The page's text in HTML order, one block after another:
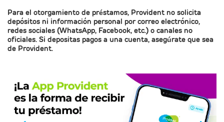
Para el otorgamiento de préstamos, Provident no solicita
depósitos ni información personal por correo electrónico,
redes sociales (WhatsApp, Facebook, etc.) o canales no
oficiales. Si depositas pagos a una cuenta, asegúrate que sea
de Provident.